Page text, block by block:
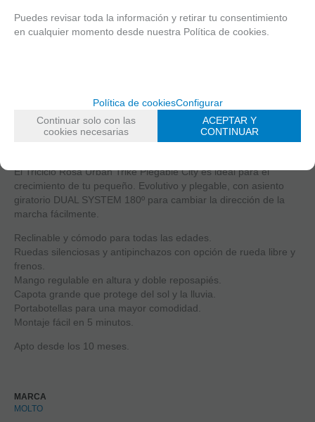
El Triciclo Rosa Urban Trike Plegable City es ideal para el
crecimiento de tu pequeño. Evolutivo y plegable, con asiento
giratorio DUAL SYSTEM 180º para cambiar la dirección de la
marcha fácilmente.
Reclinable y cómodo para todas las edades.
Ruedas silenciosas y antipinchazos con opción de rueda libre y
frenos.
Mango regulable en altura y doble reposapiés.
Capota grande que protege del sol y la lluvia.
Portabotellas para una mayor comodidad.
Montaje fácil en 5 minutos.
Apto desde los 10 meses.
MARCA
MOLTO
Puedes revisar toda la información y retirar tu consentimiento
en cualquier momento desde nuestra Política de cookies.
Política de cookiesConfigurar
Continuar solo con las
cookies necesarias
ACEPTAR Y
CONTINUAR